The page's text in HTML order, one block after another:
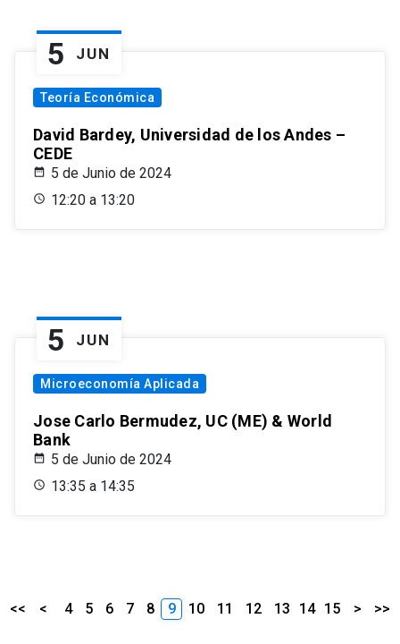
5 JUN
Teoría Económica
David Bardey, Universidad de los Andes –
CEDE
5 de Junio de 2024
12:20 a 13:20
5 JUN
Microeconomía Aplicada
Jose Carlo Bermudez, UC (ME) & World
Bank
5 de Junio de 2024
13:35 a 14:35
<< < 4 5 6 7 8 9 10 11 12 13 14 15 > >>